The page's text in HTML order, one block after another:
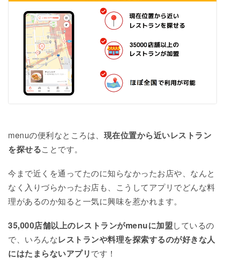
menuの便利なところは、 現在位置から近いレストラン
を探せることです。
今まで近くを通ってたのに知らなかったお店や、なんと
なく入りづらかったお店も、こうしてアプリでどんな料
理があるのか知ると一気に興味を惹かれます。
35,000店舗以上のレストランがmenuに加盟しているの
で、いろんなレストランや料理を探索するのが好きな人
にはたまらないアプリです！